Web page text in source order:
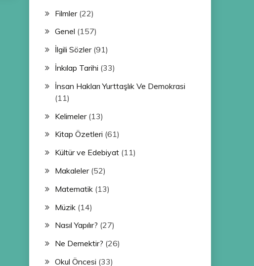
Filmler(22)
Genel (157)
İlgili Sözler(91)
İnkılap Tarihi (33)
İnsan Hakları Yurttaşlık Ve Demokrasi
(11)
Kelimeler(13)
Kitap Özetleri (61)
Kültür ve Edebiyat(11)
Makaleler(52)
Matematik(13)
Müzik(14)
Nasıl Yapılır? (27)
Ne Demektir? (26)
Okul Öncesi (33)